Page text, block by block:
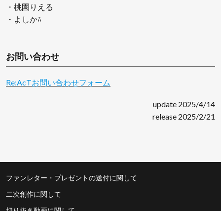
・桃園りえる
・よしか⁂
お問い合わせ
Re:AcTお問い合わせフォーム
update 2025/4/14
release 2025/2/21
ファンレター・プレゼントの送付に関して
二次創作に関して